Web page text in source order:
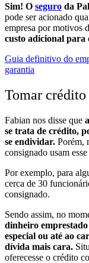
Sim! O seguro da
pode ser acionado
empresa por motivos
custo adicional para
Guia definitivo do
garantia
Tomar crédito
Fabian nos disse que
se trata de crédito,
se endividar. Porém,
consignado usam
Por exemplo, para
cerca de 30
consignado.
Sendo assim, no
dinheiro
especial ou até ao
dívida mais cara.
oferecesse o crédito